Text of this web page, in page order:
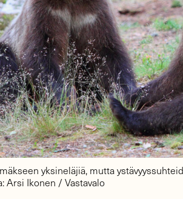
yksineläjiä, mutta
Arsi Ikonen / Vastavalo